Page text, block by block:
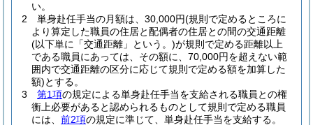
い。
2
単身赴任手当の月額は、30,000円(規則で定めるところに
より算定した職員の住居と配偶者の住居との間の交通距離
(以下単に「交通距離」という。)が規則で定める距離以上
である職員にあっては、その額に、70,000円を超えない範
囲内で交通距離の区分に応じて規則で定める額を加算した
額)とする。
3
第1項の規定による単身赴任手当を支給される職員との権
衡上必要があると認められるものとして規則で定める職員
には、 前2項の規定に準じて、単身赴任手当を支給する。